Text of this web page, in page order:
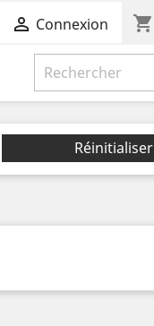
 Connexion shopping_cart
Réinitialiser